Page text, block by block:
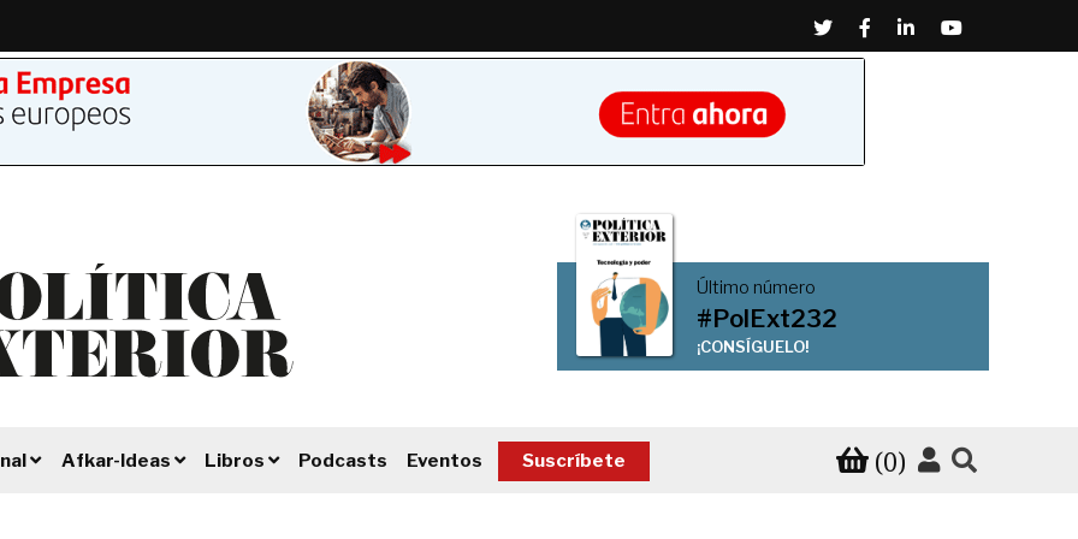
TwitterFacebook
LinkedinYoutube
Último número
#PolExt232
¡CONSÍGUELO!
Afkar-Ideas Libros Podcasts Eventos Suscríbete (0)